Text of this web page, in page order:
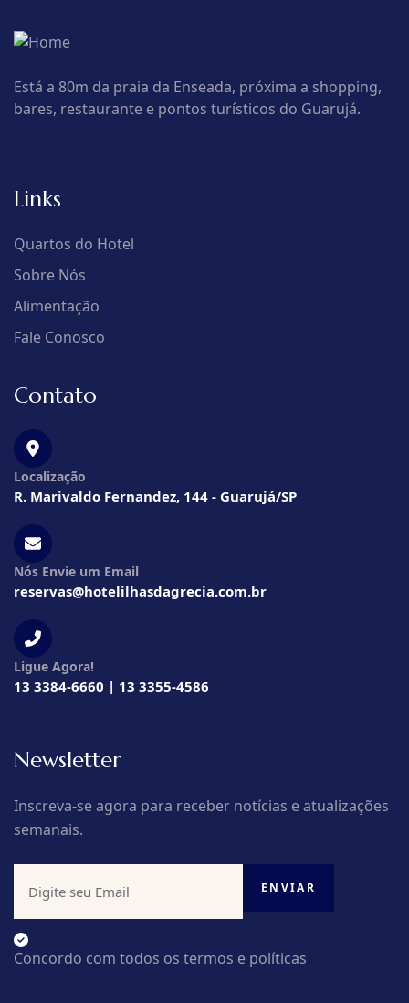
Está a 80m da praia da Enseada, próxima a shopping,
bares, restaurante e pontos turísticos do Guarujá.
Links
Quartos do Hotel
Sobre Nós
Alimentação
Fale Conosco
Contato
Localização
R. Marivaldo Fernandez, 144 - Guarujá/SP
Nós Envie um Email
reservas@hotelilhasdagrecia.com.br
Ligue Agora!
13 3384-6660 | 13 3355-4586
Newsletter
Inscreva-se agora para receber notícias e atualizações
semanais.
Concordo com todos os termos e políticas